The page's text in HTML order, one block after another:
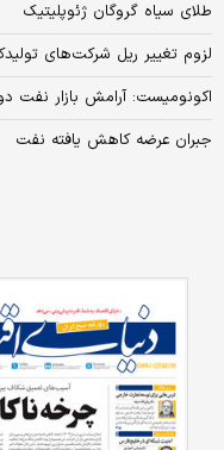
طلای سیاه گروگان ژئوپلیتیک
لزوم تغییر ریل شرکت‌های
اکونومیست: آرامش بازار نفت
جبران عرضه کاهش یافته نفت